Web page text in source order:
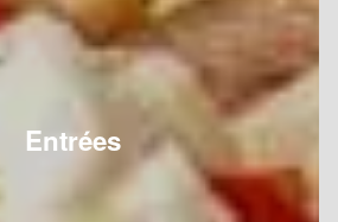
Entrées